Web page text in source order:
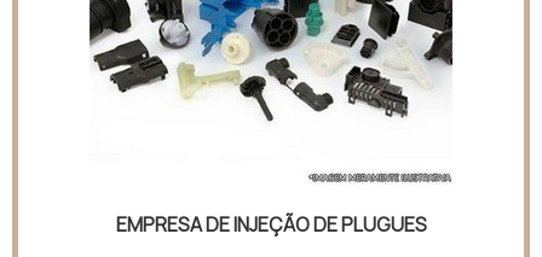
EMPRESA DE INJEÇÃO DE PLUGUES